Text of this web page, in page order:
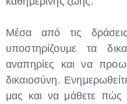
Μέσα από τις
υποστηρίζουμε τα
αναπηρίες και να
δικαιοσύνη.
μας και να μάθετε πώς